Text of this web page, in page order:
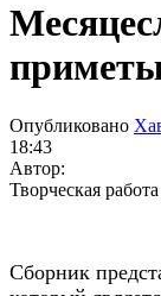
Опубликовано
18:43
Автор:
Творческая
Сборник